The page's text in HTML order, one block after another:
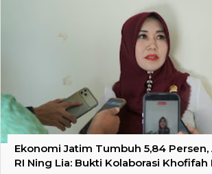
Ekonomi Jatim Tumbuh 5,84
RI Ning Lia: Bukti Kolaborasi Khofifah